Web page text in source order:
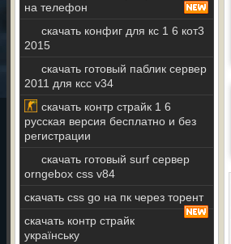
на телефон
скачать конфиг для кс 1 6 кот3
2015
скачать готовый паблик сервер
2011 для ксс v34
скачать контр страйк 1 6
русская версия бесплатно и без
регистрации
скачать готовый surf сервер
orngebox css v84
скачать css go на пк через торент
скачать контр страйк
українську